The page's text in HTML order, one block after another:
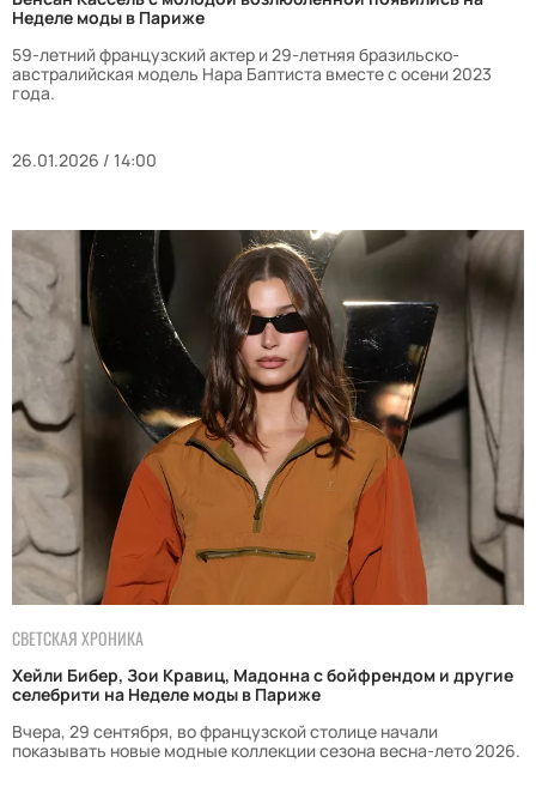
Неделе моды в Париже
59-летний французский актер и 29-летняя бразильско-
австралийская модель Нара Баптиста вместе с осени 2023
года.
26.01.2026 / 14:00
СВЕТСКАЯ ХРОНИКА
Хейли Бибер, Зои Кравиц, Мадонна с бойфрендом и другие
селебрити на Неделе моды в Париже
Вчера, 29 сентября, во французской столице начали
показывать новые модные коллекции сезона весна-лето 2026.